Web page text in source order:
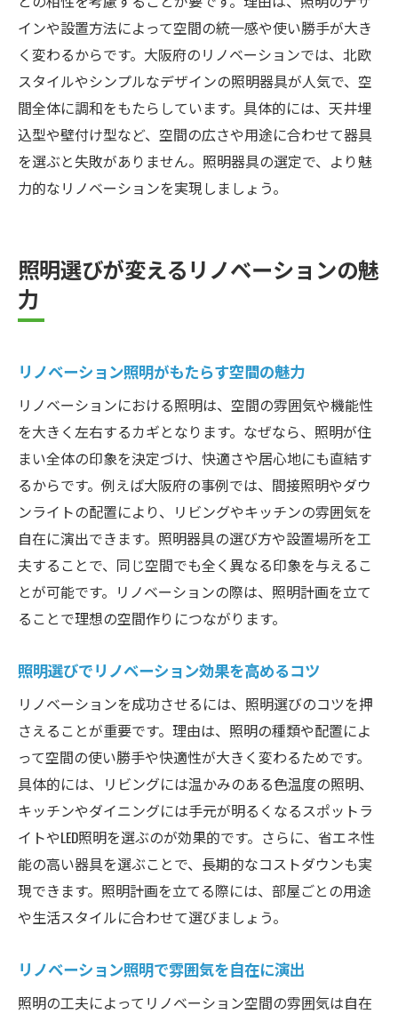
インや設置方法によって空間の統一感や使い勝手が大き
く変わるからです。大阪府のリノベーションでは、北欧
スタイルやシンプルなデザインの照明器具が人気で、空
間全体に調和をもたらしています。具体的には、天井埋
込型や壁付け型など、空間の広さや用途に合わせて器具
を選ぶと失敗がありません。照明器具の選定で、より魅
力的なリノベーションを実現しましょう。
照明選びが変えるリノベーションの魅
力
リノベーション照明がもたらす空間の魅力
リノベーションにおける照明は、空間の雰囲気や機能性
を大きく左右するカギとなります。なぜなら、照明が住
まい全体の印象を決定づけ、快適さや居心地にも直結す
るからです。例えば大阪府の事例では、間接照明やダウ
ンライトの配置により、リビングやキッチンの雰囲気を
自在に演出できます。照明器具の選び方や設置場所を工
夫することで、同じ空間でも全く異なる印象を与えるこ
とが可能です。リノベーションの際は、照明計画を立て
ることで理想の空間作りにつながります。
照明選びでリノベーション効果を高めるコツ
リノベーションを成功させるには、照明選びのコツを押
さえることが重要です。理由は、照明の種類や配置によ
って空間の使い勝手や快適性が大きく変わるためです。
具体的には、リビングには温かみのある色温度の照明、
キッチンやダイニングには手元が明るくなるスポットラ
イトやLED照明を選ぶのが効果的です。さらに、省エネ性
能の高い器具を選ぶことで、長期的なコストダウンも実
現できます。照明計画を立てる際には、部屋ごとの用途
や生活スタイルに合わせて選びましょう。
リノベーション照明で雰囲気を自在に演出
照明の工夫によってリノベーション空間の雰囲気は自在